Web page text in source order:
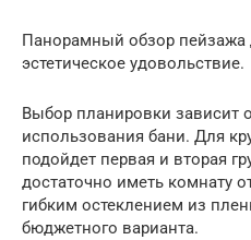
Панорамный обзор пейзажа
эстетическое удовольствие.
Выбор планировки зависит
использования бани. Для
подойдет первая и вторая
достаточно иметь комнату
гибким остеклением из
бюджетного варианта.